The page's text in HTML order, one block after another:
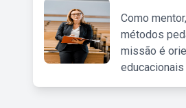
Como
métodos
missão é